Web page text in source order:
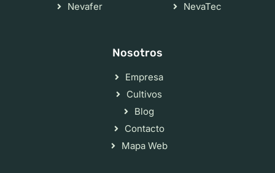
Nevafer
NevaTec
Nosotros
Empresa
Cultivos
Blog
Contacto
Mapa Web